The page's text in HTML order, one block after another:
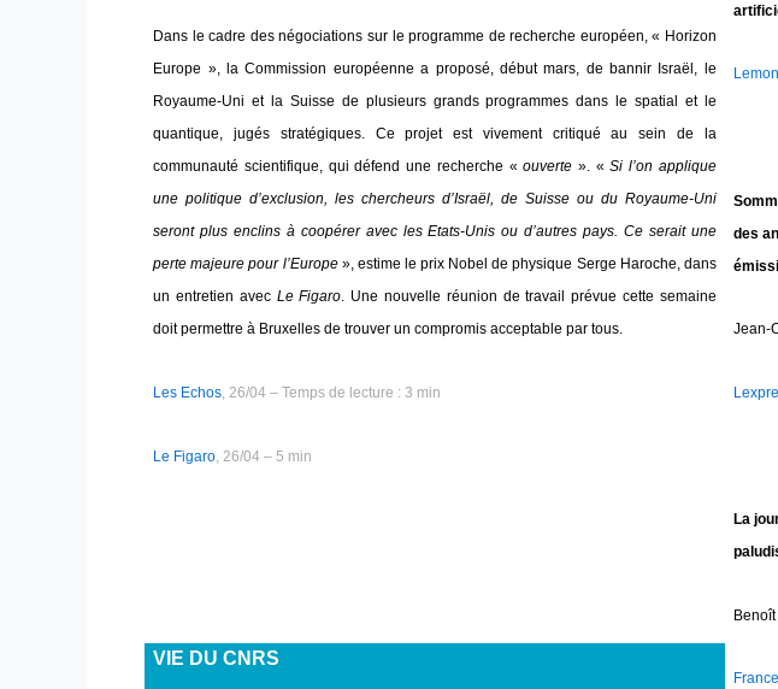
Dans le cadre des négociations sur le programme de recherche européen, « Horizon
Europe », la Commission européenne a proposé, début mars, de bannir Israël, le
Royaume-Uni et la Suisse de plusieurs grands programmes dans le spatial et le
quantique, jugés stratégiques. Ce projet est vivement critiqué au sein de la
communauté scientifique, qui défend une recherche «ouverte ». «Si l’on applique
une politique d’exclusion, les chercheurs d’Israël, de Suisse ou du Royaume-Uni
seront plus enclins à coopérer avec les Etats-Unis ou d’autres pays. Ce serait une
perte majeure pour l’Europe», estime le prix Nobel de physique Serge Haroche, dans
un entretien avec Le Figaro. Une nouvelle réunion de travail prévue cette semaine
doit permettre à Bruxelles de trouver un compromis acceptable par tous.
Les Echos, 26/04 – Temps de lecture : 3 min
Le Figaro , 26/04 – 5 min
des
Jean-
La
VIE DU CNRS